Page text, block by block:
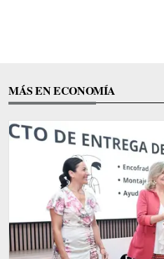
MÁS EN ECONOMÍA